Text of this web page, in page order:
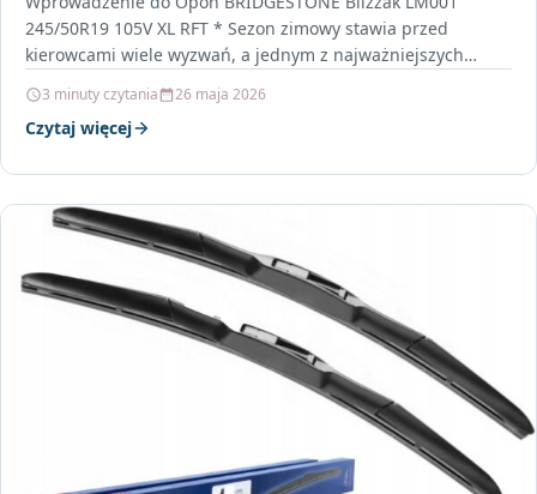
245/50R19 105V XL RFT * Sezon zimowy stawia przed
kierowcami wiele wyzwań, a jednym z najważniejszych
3 minuty czytania 26 maja 2026
Czytaj więcej